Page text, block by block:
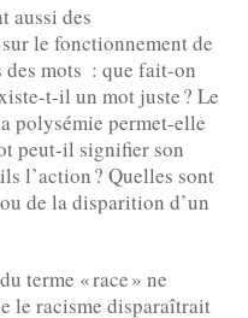
aussi des
le fonctionnement de
des mots : que fait-on
t-il un mot juste ? Le
polysémie permet-elle
peut-il signifier son
l’action ? Quelles sont
de la disparition d’un
terme « race » ne
le racisme disparaîtrait